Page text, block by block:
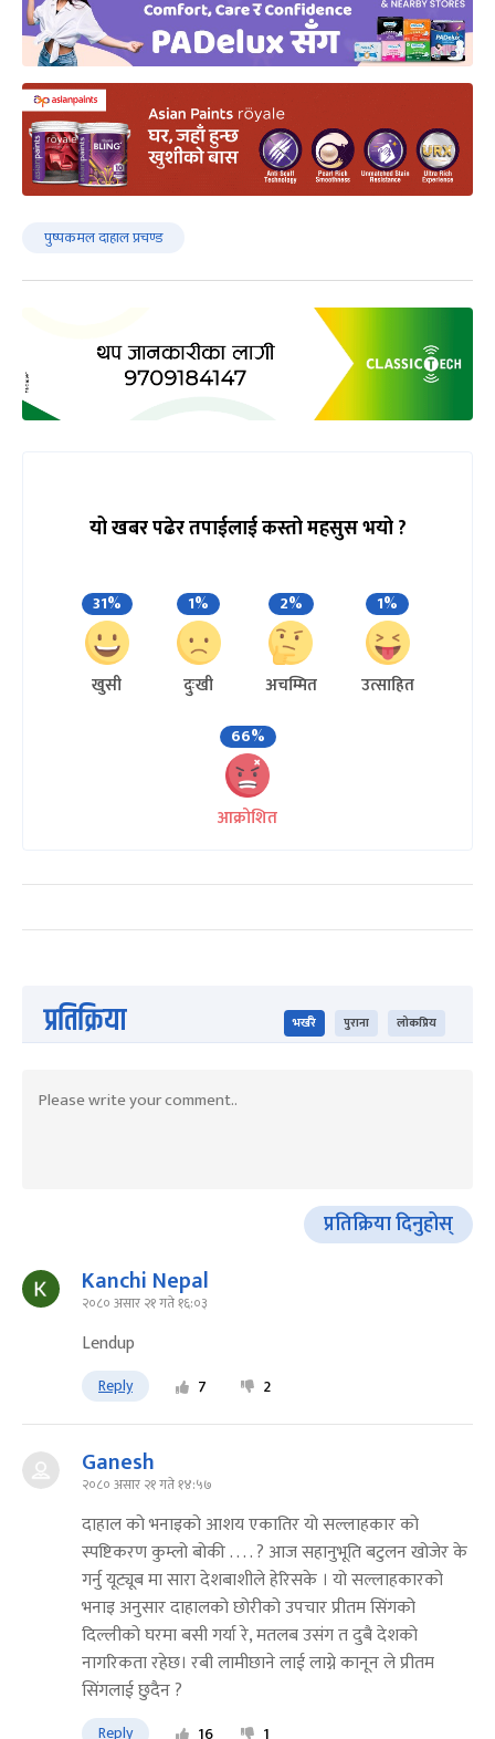
पुष्पकमल दाहाल प्रचण्ड
यो खबर पढेर तपाईलाई कस्तो महसुस भयो ?
31%
खुसी
1%
दुःखी
2%
अचम्मित
1%
उत्साहित
66%
आक्रोशित
प्रतिक्रिया भर्खरै पुराना लोकप्रिय
प्रतिक्रिया दिनुहोस्
Kanchi Nepal
२०८० असार २१ गते १६:०३
Lendup
Reply 7 2
Ganesh
२०८० असार २१ गते १४:५७
दाहाल को भनाइको आशय एकातिर यो सल्लाहकार को
स्पष्टिकरण कुम्लो बोकी . . . . ? आज सहानुभूति बटुलन खोजेर के
गर्नु यूट्यूब मा सारा देशबाशीले हेरिसके । यो सल्लाहकारको
भनाइ अनुसार दाहालको छोरीको उपचार प्रीतम सिंगको
दिल्लीको घरमा बसी गर्या रे, मतलब उसंग त दुबै देशको
नागरिकता रहेछ। रबी लामीछाने लाई लाग्ने कानून ले प्रीतम
सिंगलाई छुदैन ?
Reply